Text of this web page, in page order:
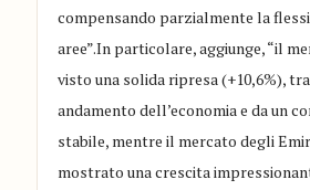
compensando parzialmente la
aree”.In particolare, aggiunge, “il
visto una solida ripresa (+10,6%),
andamento dell’economia e da un
stabile, mentre il mercato degli
mostrato una crescita